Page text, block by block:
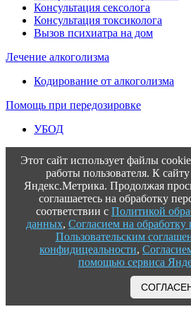
Консультация сексолога
Консультация токсиколога
Вызов психиатра на дом
Лечение алкоголизма
Кодирование от алкоголизма
Помощь при передозировке
УБОД
Этот сайт использует файлы
работы пользователя. К
Яндекс.Метрика. Продолжая
соглашаетесь на обработку
соответствии с Политикой
данных, Согласием на
Пользовательским
конфидицеальности,
помощью сервиса